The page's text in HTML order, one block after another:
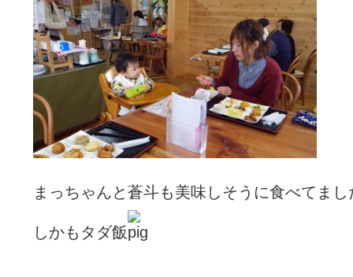
まっちゃんと蒼斗も美味しそうに食べてまし
しかもタダ飯